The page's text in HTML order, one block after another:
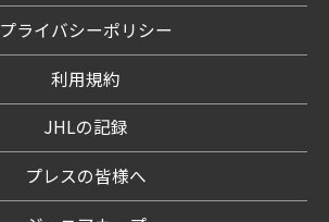
プライバシーポリシー
利用規約
JHLの記録
プレスの皆様へ